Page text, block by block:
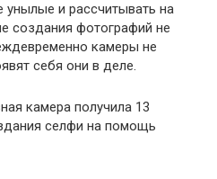
и рассчитывать на
создания фотографий не
камеры не
себя они в деле.
камера получила 13
селфи на помощь